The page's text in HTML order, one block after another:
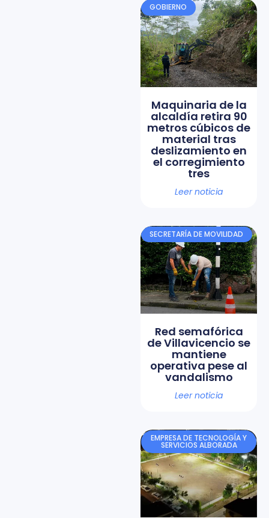
GOBIERNO
Maquinaria de la
alcaldía retira 90
metros cúbicos de
material tras
deslizamiento en
el corregimiento
tres
Leer noticia
SECRETARÍA DE MOVILIDAD
Red semafórica
de Villavicencio se
mantiene
operativa pese al
vandalismo
Leer noticia
EMPRESA DE TECNOLOGÍA Y
SERVICIOS ALBORADA